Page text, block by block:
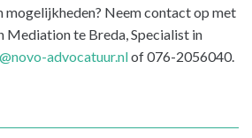
mogelijkheden? Neem contact op met
Mediation te Breda, Specialist in
advocatuur.nlof 076-2056040.